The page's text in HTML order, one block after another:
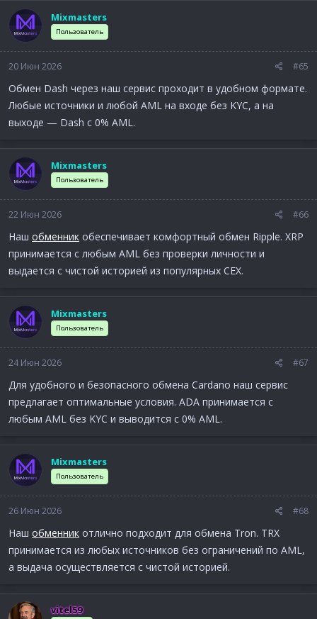
Mixmasters
Пользователь
20 Июн 2026 #65
Обмен Dash через наш сервис проходит в удобном формате.
Любые источники и любой AML на входе без KYC, а на
выходе — Dash с 0% AML.
Mixmasters
Пользователь
22 Июн 2026 #66
Наш обменник обеспечивает комфортный обмен Ripple. XRP
принимается с любым AML без проверки личности и
выдается с чистой историей из популярных CEX.
Mixmasters
Пользователь
24 Июн 2026 #67
Для удобного и безопасного обмена Cardano наш сервис
предлагает оптимальные условия. ADA принимается с
любым AML без KYC и выводится с 0% AML.
Mixmasters
Пользователь
26 Июн 2026 #68
Наш обменник отлично подходит для обмена Tron. TRX
принимается из любых источников без ограничений по AML,
а выдача осуществляется с чистой историей.
vitel59